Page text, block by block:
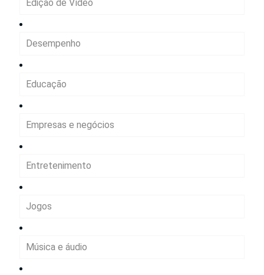
Edição de Vídeo
Desempenho
Educação
Empresas e negócios
Entretenimento
Jogos
Música e áudio